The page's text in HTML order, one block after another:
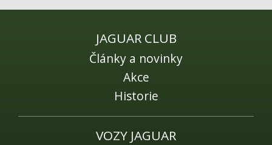
JAGUAR CLUB
Články a novinky
Akce
Historie
VOZY JAGUAR